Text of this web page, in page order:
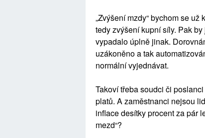
„Zvýšení mzdy“ bychom se
tedy zvýšení kupní síly. Pak
vypadalo úplně jinak.
uzákoněno a tak
normální vyjednávat.
Takoví třeba soudci či
platů. A zaměstnanci nejsou
inflace desítky procent za pár
mezd“?